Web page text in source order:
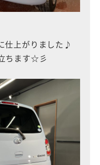
仕上がりました♪
ちます☆彡